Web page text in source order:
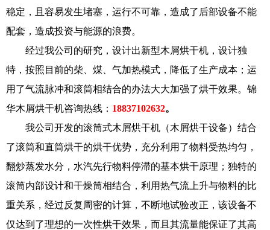
稳定，且容易发生堵塞，运行不可靠，造成了后部设备不能
配套，造成投资与能源的浪费。
经过我公司的研究，设计出新型木屑烘干机，设计独
特，按照目前的柴、煤、气加热模式，降低了生产成本；运
用了气流脉冲和滚筒相结合的办法大大加强了烘干效果。锦
华木屑烘干机咨询热线： 18837102632。
我公司开发的滚筒式木屑烘干机（木屑烘干设备）结合
了滚筒和直筒烘干的烘干优势，充分利用了物料受热均匀，
翻炒蒸发水分，水汽先行物料停滞的基本烘干原理；独特的
滚筒内部设计和干燥筒相结合，利用热气流上升与物料的比
重关系，经过反复周密的计算，不断地试验改正，该设备不
仅达到了理想的一次性烘干效果，而且其流量能保证了其高